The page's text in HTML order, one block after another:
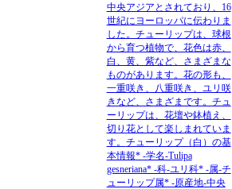
中央アジアとされており、16
世紀にヨーロッパに伝わりま
した。チューリップは、球根
から育つ植物で、花色は赤、
白、黄、紫など、さまざまな
ものがあります。花の形も、
一重咲き、八重咲き、ユリ咲
きなど、さまざまです。チュ
ーリップは、花壇や鉢植え、
切り花として楽しまれていま
す。 チューリップ（白）の基
本情報* -学名-Tulipa
gesneriana* -科-ユリ科* -属-チ
ューリップ属* -原産地-中央